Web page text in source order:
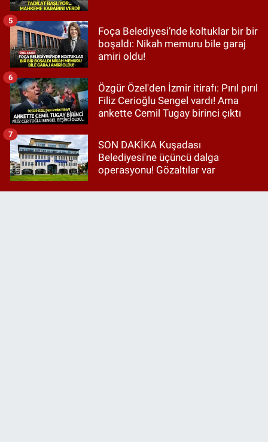
Foça Belediyesi’nde koltuklar bir bir
boşaldı: Nikah memuru bile garaj
amiri oldu!
5
Özgür Özel'den İzmir itirafı: Pırıl pırıl
Filiz Cerioğlu Sengel vardı! Ama
ankette Cemil Tugay birinci çıktı
6
SON DAKİKA Kuşadası
Belediyesi'ne üçüncü dalga
operasyonu! Gözaltılar var
7